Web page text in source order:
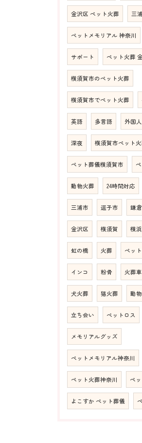
金沢区 ペット火葬 三
ペットメモリアル 神奈川
サポート ペット火葬
横須賀市のペット火葬
横須賀市でペット火葬
英語 多言語 外国人
深夜 横須賀市ペット
ペット葬儀横須賀市
動物火葬 24時間対応
三浦市 逗子市 鎌
金沢区 横須賀 横
虹の橋 火葬 ペッ
インコ 粉骨 火葬車
犬火葬 猫火葬 動
立ち会い ペットロス
メモリアルグッズ
ペットメモリアル神奈川
ペット火葬神奈川 ペ
よこすか ペット葬儀